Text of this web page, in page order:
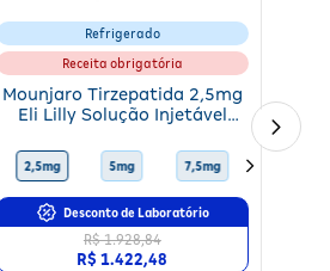
15mg 12,5mg 5mg
Refrigerado
Receita obrigatória
Mounjaro Tirzepatida 2,5mg
Eli Lilly Solução Injetável
Aplicadoras
2,5mg 5mg 7,5mg
Desconto de Laboratório
R$ 1.928,84
R$ 1.422,48